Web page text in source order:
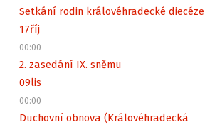
Setkání rodin královéhradecké diecéze
17říj
00:00
2. zasedání IX. sněmu
09lis
00:00
Duchovní obnova (Královéhradecká